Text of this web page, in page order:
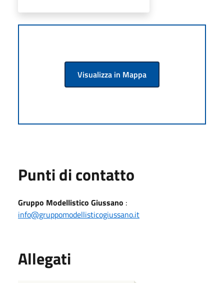
Visualizza in Mappa
Punti di contatto
Gruppo Modellistico Giussano :
info@gruppomodellisticogiussano.it
Allegati